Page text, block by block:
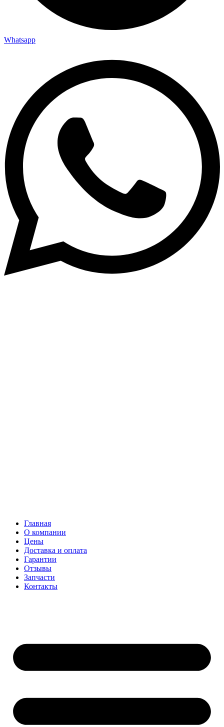
Whatsapp
Главная
О компании
Цены
Доставка и оплата
Гарантии
Отзывы
Запчасти
Контакты